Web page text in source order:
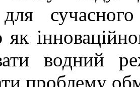
як
водний
проблему